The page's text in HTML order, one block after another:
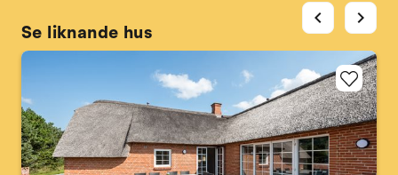
Se liknande hus
chevron_left chevron_right